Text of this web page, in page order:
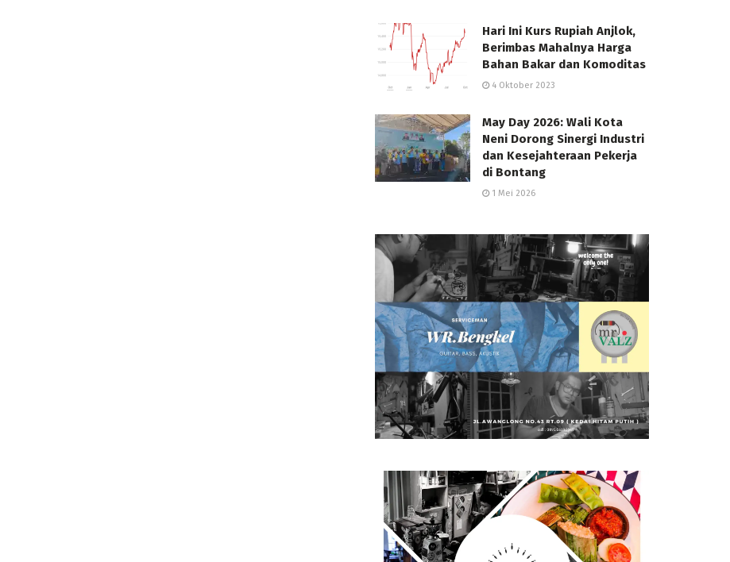
Hari Ini Kurs Rupiah Anjlok,
Berimbas Mahalnya Harga
Bahan Bakar dan Komoditas
4 Oktober 2023
May Day 2026: Wali Kota
Neni Dorong Sinergi Industri
dan Kesejahteraan Pekerja
di Bontang
1 Mei 2026